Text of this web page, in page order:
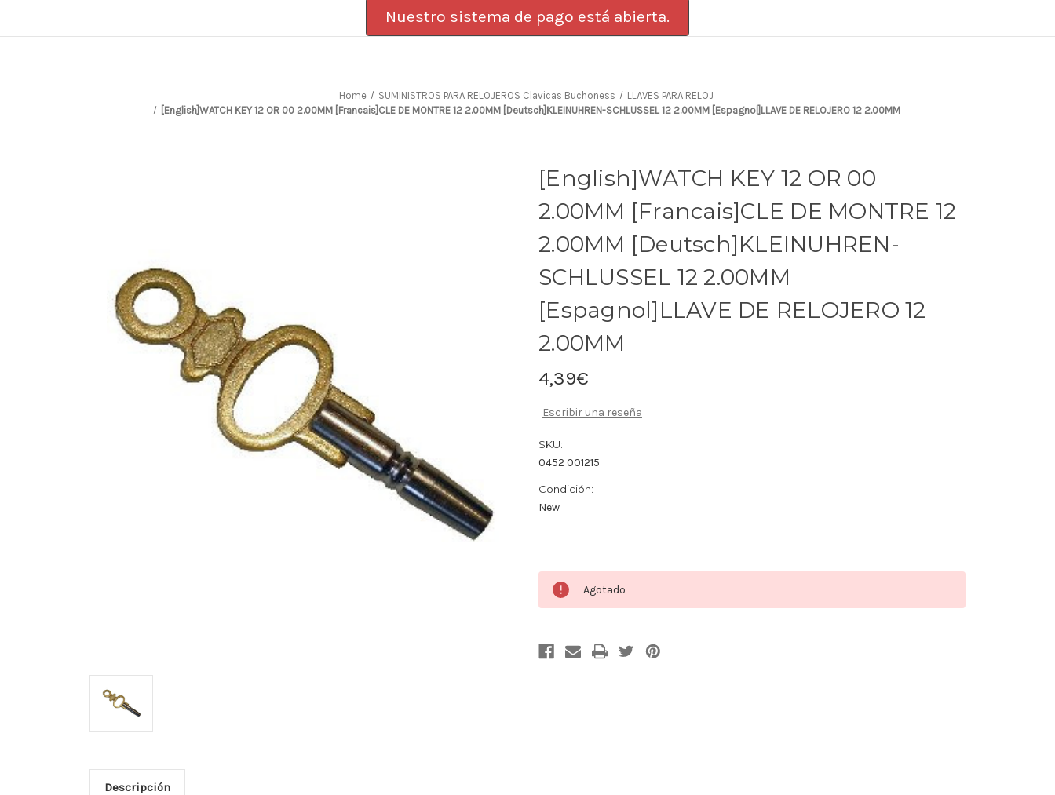
Nuestro sistema de pago está abierta.
Home SUMINISTROS PARA RELOJEROS Clavicas Buchoness
LLAVES PARA RELOJ
[English]WATCH KEY 12 OR 00 2.00MM [Francais]CLE DE MONTRE 12 2.00MM [Deutsch]KLEINUHREN-SCHLUSSEL 12 2.00MM [Espagnol]LLAVE DE RELOJERO 12 2.00MM
[English]WATCH KEY 12 OR 00
2.00MM [Francais]CLE DE MONTRE 12
2.00MM [Deutsch]KLEINUHREN-
SCHLUSSEL 12 2.00MM
[Espagnol]LLAVE DE RELOJERO 12
2.00MM
4,39€
Escribir una reseña
SKU:
0452 001215
Condición:
New
actual
de
Agotado
Descripción